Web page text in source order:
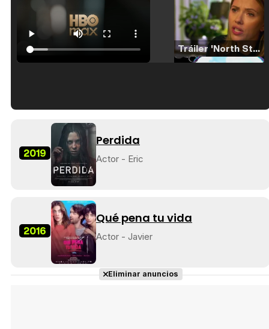
Tráiler 'North Star' (2023)
2019
Perdida
Actor - Eric
2016
Qué pena tu vida
Actor - Javier
Eliminar anuncios